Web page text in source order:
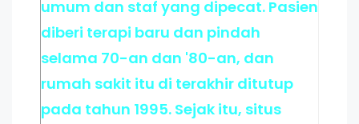
umum dan staf yang dipecat. Pasien
diberi terapi baru dan pindah
selama 70-an dan '80-an, dan
rumah sakit itu di terakhir ditutup
pada tahun 1995. Sejak itu, situs